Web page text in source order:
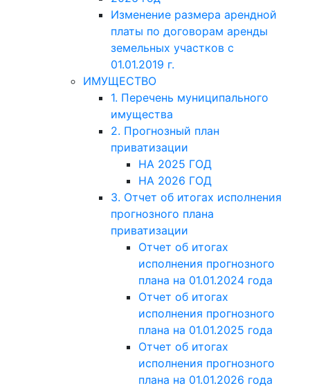
Изменение размера арендной
платы по договорам аренды
земельных участков с
01.01.2019 г.
ИМУЩЕСТВО
1. Перечень муниципального
имущества
2. Прогнозный план
приватизации
НА 2025 ГОД
НА 2026 ГОД
3. Отчет об итогах исполнения
прогнозного плана
приватизации
Отчет об итогах
исполнения прогнозного
плана на 01.01.2024 года
Отчет об итогах
исполнения прогнозного
плана на 01.01.2025 года
Отчет об итогах
исполнения прогнозного
плана на 01.01.2026 года